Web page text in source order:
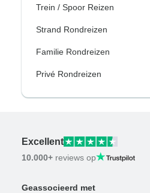
Trein / Spoor Reizen
Strand Rondreizen
Familie Rondreizen
Privé Rondreizen
Excellent
10.000+ reviews op
Geassocieerd met